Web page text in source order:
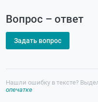
Вопрос – ответ
Задать вопрос
Нашли ошибку в тексте?
опечатке